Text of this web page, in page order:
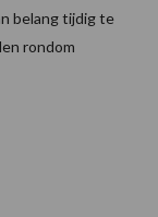
belang tijdig te
rondom